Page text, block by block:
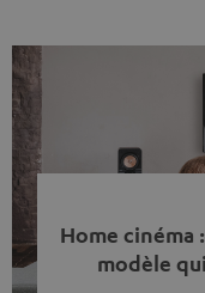
quelque chose
célébrer le
la société. La
Home cinéma
modèle